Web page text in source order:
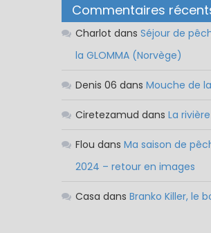
Commentaires
Charlot dans Séjour de
la GLOMMA (Norvège)
Denis 06 dans Mouche de
Ciretezamud dans La
Flou dans Ma saison de
2024 – retour en images
Casa dans Branko Killer, le